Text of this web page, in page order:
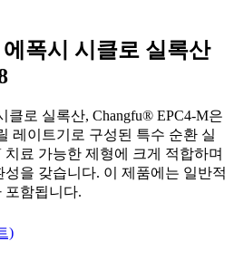
폭시 시클로 실록산
클로 실록산, Changfu® EPC4-M은
레이트기로 구성된 특수 순환 실
료 가능한 제형에 크게 적합하며
을 갖습니다. 이 제품에는 일반적
포함됩니다.
)